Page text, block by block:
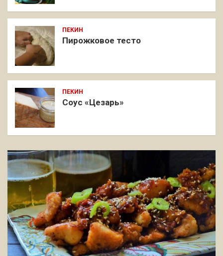
ПЕКИН
Пирожковое тесто
ПЕКИН
Соус «Цезарь»